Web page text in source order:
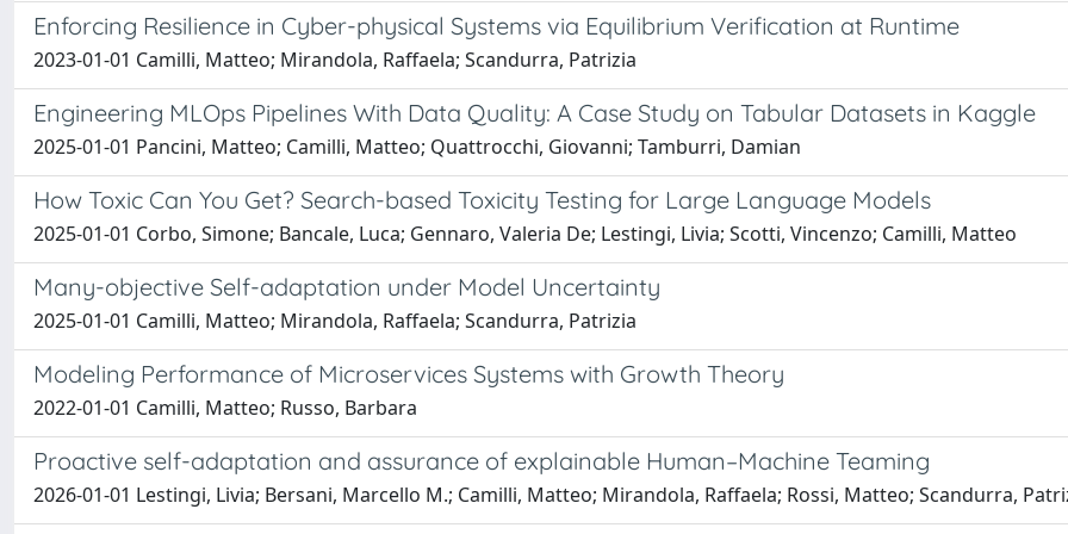
Enforcing Resilience in Cyber-physical Systems via Equilibrium Verification at Runtime
2023-01-01 Camilli, Matteo; Mirandola, Raffaela; Scandurra, Patrizia
Engineering MLOps Pipelines With Data Quality: A Case Study on Tabular Datasets in Kaggle
2025-01-01 Pancini, Matteo; Camilli, Matteo; Quattrocchi, Giovanni; Tamburri, Damian
How Toxic Can You Get? Search-based Toxicity Testing for Large Language Models
2025-01-01 Corbo, Simone; Bancale, Luca; Gennaro, Valeria De; Lestingi, Livia; Scotti, Vincenzo; Camilli, Matteo
Many-objective Self-adaptation under Model Uncertainty
2025-01-01 Camilli, Matteo; Mirandola, Raffaela; Scandurra, Patrizia
Modeling Performance of Microservices Systems with Growth Theory
2022-01-01 Camilli, Matteo; Russo, Barbara
Proactive self-adaptation and assurance of explainable Human–Machine Teaming
2026-01-01 Lestingi, Livia; Bersani, Marcello M.; Camilli, Matteo; Mirandola, Raffaela; Rossi, Matteo; Scandurra,